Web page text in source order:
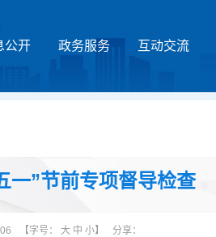
公开 政务服务 互动交流
一”节前专项督导检查
【字号： 大 中 小】 分享：